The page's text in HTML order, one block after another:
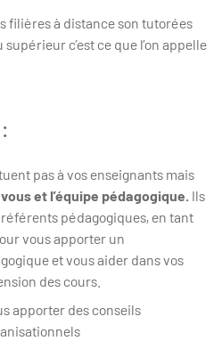
filières à distance son tutorées
c’est ce que l’on appelle
pas à vos enseignants mais
et l’équipe pédagogique. Ils
pédagogiques, en tant
vous apporter un
et vous aider dans vos
des cours.
apporter des conseils